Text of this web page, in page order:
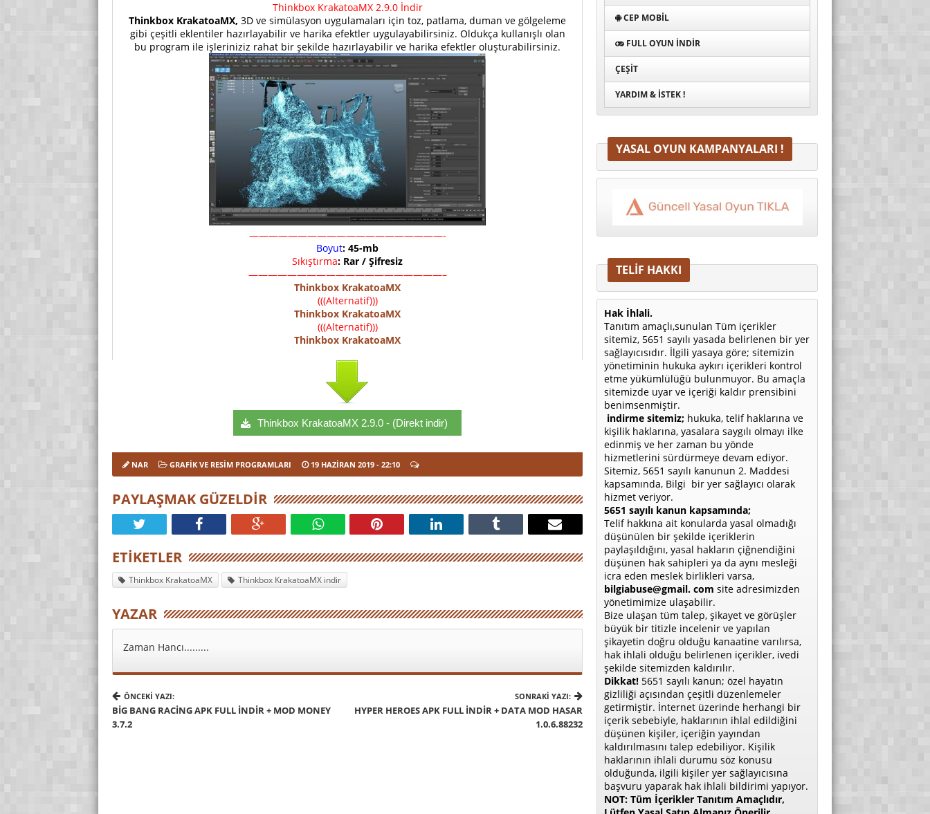
Thinkbox KrakatoaMX 2.9.0 İndir
Thinkbox KrakatoaMX, 3D ve simülasyon uygulamaları için toz, patlama, duman ve gölgeleme
gibi çeşitli eklentiler hazırlayabilir ve harika efektler uygulayabilirsiniz. Oldukça kullanışlı olan
bu program ile işleriniziz rahat bir şekilde hazırlayabilir ve harika efektler oluşturabilirsiniz.
————————————————————-
Boyut: 45-mb
Sıkıştırma: Rar / Şifresiz
————————————————————–
Thinkbox KrakatoaMX
(((Alternatif)))
Thinkbox KrakatoaMX
(((Alternatif)))
Thinkbox KrakatoaMX
Thinkbox KrakatoaMX 2.9.0 - (Direkt indir)
NAR GRAFIK VE RESIM PROGRAMLARI 19 HAZIRAN 2019 - 22:10
PAYLAŞMAK GÜZELDIR
ETIKETLER
Thinkbox KrakatoaMX Thinkbox KrakatoaMX indir
YAZAR
Zaman Hancı.........
ÖNCEKI YAZI:
BIG BANG RACING APK FULL İNDIR + MOD MONEY
3.7.2
SONRAKI YAZI:
HYPER HEROES APK FULL İNDIR + DATA MOD HASAR
1.0.6.88232
CEP MOBIL
FULL OYUN İNDIR
ÇEŞIT
YARDIM & İSTEK !
YASAL OYUN KAMPANYALARI !
TELİF HAKKI
Hak İhlali.
Tanıtım amaçlı,sunulan Tüm içerikler
sitemiz, 5651 sayılı yasada belirlenen bir yer
sağlayıcısıdır. İlgili yasaya göre; sitemizin
yönetiminin hukuka aykırı içerikleri kontrol
etme yükümlülüğü bulunmuyor. Bu amaçla
sitemizde uyar ve içeriği kaldır prensibini
benimsenmiştir.
indirme sitemiz; hukuka, telif haklarına ve
kişilik haklarına, yasalara saygılı olmayı ilke
edinmiş ve her zaman bu yönde
hizmetlerini sürdürmeye devam ediyor.
Sitemiz, 5651 sayılı kanunun 2. Maddesi
kapsamında, Bilgi bir yer sağlayıcı olarak
hizmet veriyor.
5651 sayılı kanun kapsamında;
Telif hakkına ait konularda yasal olmadığı
düşünülen bir şekilde içeriklerin
paylaşıldığını, yasal hakların çiğnendiğini
düşünen hak sahipleri ya da aynı mesleği
icra eden meslek birlikleri varsa,
bilgiabuse@gmail. com site adresimizden
yönetimimize ulaşabilir.
Bize ulaşan tüm talep, şikayet ve görüşler
büyük bir titizle incelenir ve yapılan
şikayetin doğru olduğu kanaatine varılırsa,
hak ihlali olduğu belirlenen içerikler, ivedi
şekilde sitemizden kaldırılır.
Dikkat! 5651 sayılı kanun; özel hayatın
gizliliği açısından çeşitli düzenlemeler
getirmiştir. İnternet üzerinde herhangi bir
içerik sebebiyle, haklarının ihlal edildiğini
düşünen kişiler, içeriğin yayından
kaldırılmasını talep edebiliyor. Kişilik
haklarının ihlali durumu söz konusu
olduğunda, ilgili kişiler yer sağlayıcısına
başvuru yaparak hak ihlali bildirimi yapıyor.
NOT: Tüm İçerikler Tanıtım Amaçlıdır,